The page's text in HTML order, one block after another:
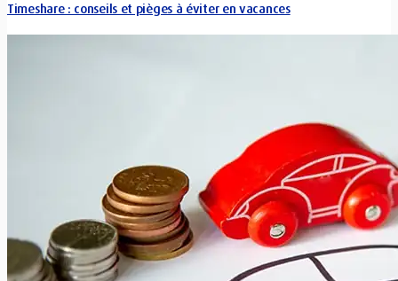
Timeshare : conseils et pièges à éviter en vacances